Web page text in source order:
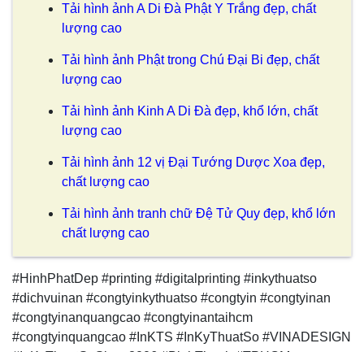
Tải hình ảnh A Di Đà Phật Y Trắng đẹp, chất
lượng cao
Tải hình ảnh Phật trong Chú Đại Bi đẹp, chất
lượng cao
Tải hình ảnh Kinh A Di Đà đẹp, khổ lớn, chất
lượng cao
Tải hình ảnh 12 vị Đại Tướng Dược Xoa đẹp,
chất lượng cao
Tải hình ảnh tranh chữ Đệ Tử Quy đẹp, khổ lớn
chất lượng cao
#HinhPhatDep #printing #digitalprinting #inkythuatso
#dichvuinan #congtyinkythuatso #congtyin #congtyinan
#congtyinanquangcao #congtyinantaihcm
#congtyinquangcao #InKTS #InKyThuatSo #VINADESIGN